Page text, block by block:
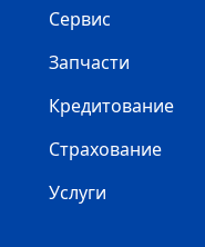
Сервис
Запчасти
Кредитование
Страхование
Услуги